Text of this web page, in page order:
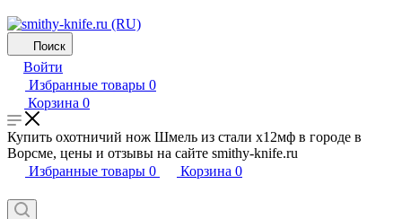
Поиск
Войти
Избранные товары 0
Корзина 0
Купить охотничий нож Шмель из стали х12мф в городе в
Ворсме, цены и отзывы на сайте smithy-knife.ru
Избранные товары 0 Корзина 0